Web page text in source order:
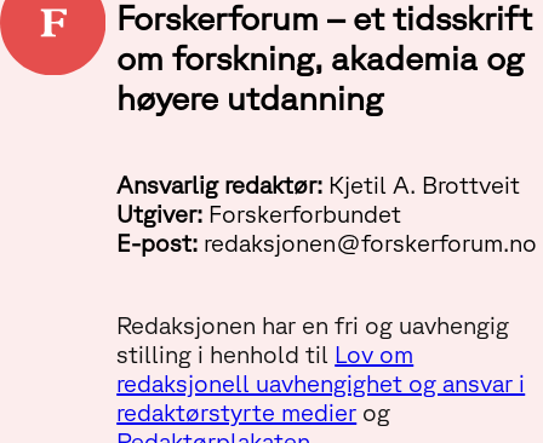
Forskerforum – et tidsskrift
om forskning, akademia og
høyere utdanning
Ansvarlig redaktør: Kjetil A. Brottveit
Utgiver: Forskerforbundet
E-post: redaksjonen@forskerforum.no
Redaksjonen har en fri og uavhengig
stilling i henhold til Lov om
redaksjonell uavhengighet og ansvar i
redaktørstyrte medier og